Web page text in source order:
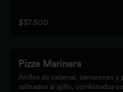
$37.500
Pizze Marinera
Anillos de calamar, camarones y
salteados al ajillo, combinados